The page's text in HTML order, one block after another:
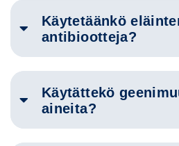
Käytetäänkö
antibiootteja?
Käytättekö
aineita?